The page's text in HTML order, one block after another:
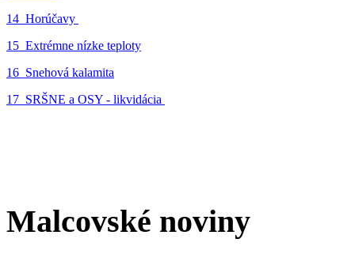
14_Horúčavy
15_Extrémne nízke teploty
16_Snehová kalamita
17_SRŠNE a OSY - likvidácia
Malcovské noviny